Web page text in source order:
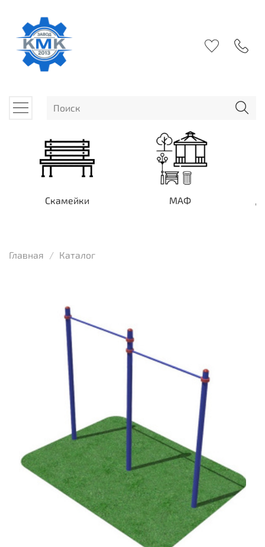
Скамейки МАФ
Главная Каталог